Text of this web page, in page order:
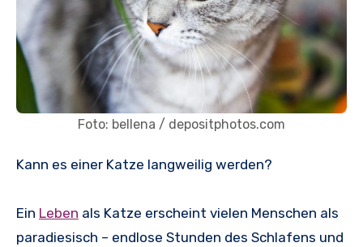
Foto: bellena / depositphotos.com
Kann es einer Katze langweilig werden?
Ein Leben als Katze erscheint vielen Menschen als
paradiesisch – endlose Stunden des Schlafens und